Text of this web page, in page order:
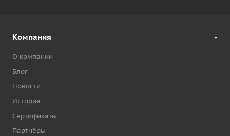
Компания
О компании
Блог
Новости
История
Сертификаты
Партнёры